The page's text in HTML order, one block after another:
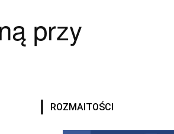
przy
ROZMAITOŚCI